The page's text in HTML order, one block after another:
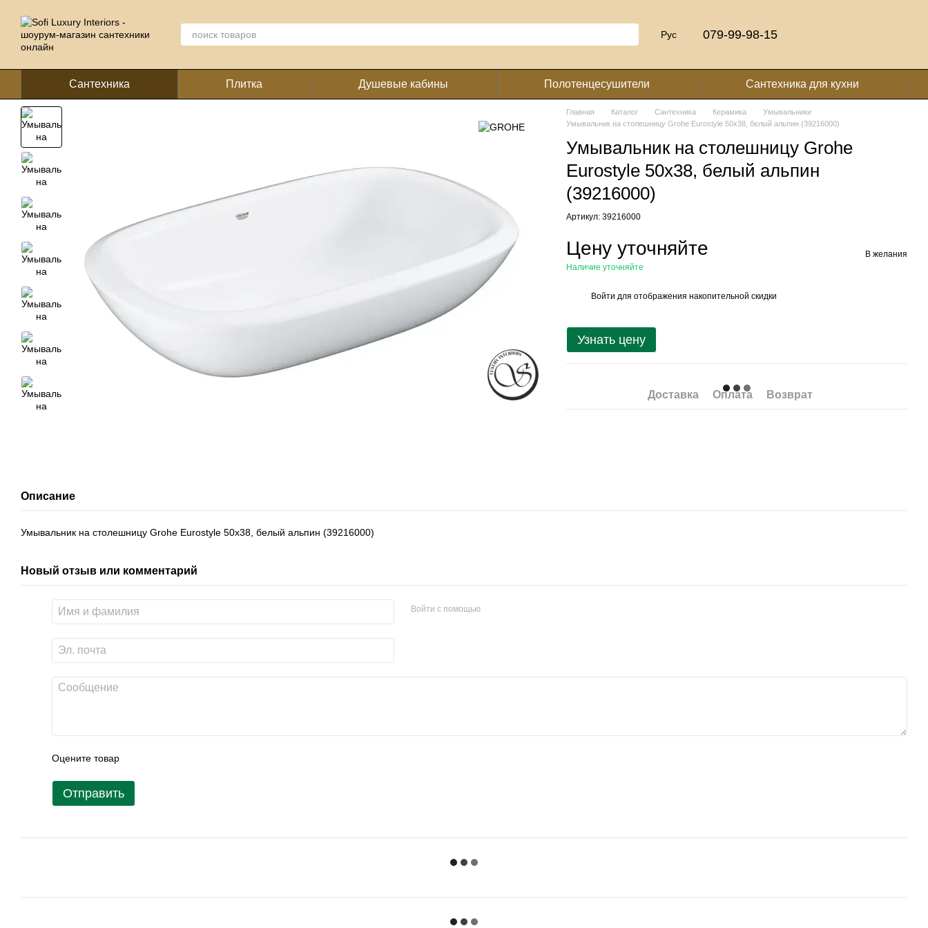
Рус 079-99-98-15
Сантехника Плитка Душевые кабины Полотенцесушители Сантехника для кухни
Главная Каталог Сантехника Керамика
Умывальники
Умывальник на столешницу Grohe Eurostyle 50x38, белый альпин (39216000)
Умывальник на столешницу Grohe
Eurostyle 50x38, белый альпин
(39216000)
Артикул: 39216000
Цену уточняйте
Наличие уточняйте
В желания
Войти для отображения накопительной скидки
Узнать цену
Доставка Оплата Возврат
Описание
Умывальник на столешницу Grohe Eurostyle 50x38, белый альпин (39216000)
Новый отзыв или комментарий
Войти с помощью
Оцените товар
Отправить